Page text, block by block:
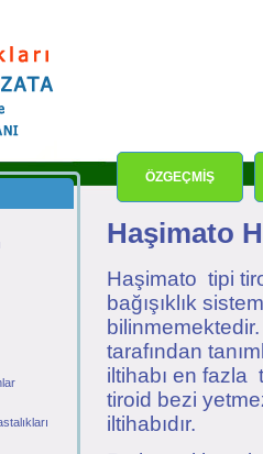
ÖZGEÇMİŞ
Haşimato
Haşimato tipi
bağışıklık
tarafından
iltihabı en fazla
tiroid bezi
iltihabıdır.